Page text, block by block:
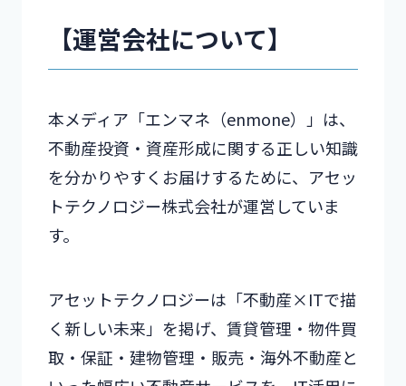
【運営会社について】
本メディア「エンマネ（enmone）」は、
不動産投資・資産形成に関する正しい知識
を分かりやすくお届けするために、アセッ
トテクノロジー株式会社が運営していま
す。
アセットテクノロジーは「不動産×ITで描
く新しい未来」を掲げ、賃貸管理・物件買
取・保証・建物管理・販売・海外不動産と